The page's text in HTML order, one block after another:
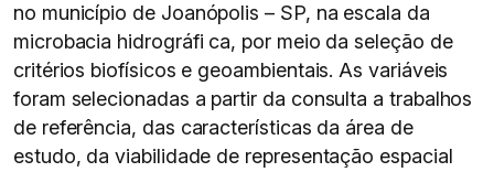
no município de Joanópolis – SP, na escala da
microbacia hidrográfi ca, por meio da seleção de
critérios biofísicos e geoambientais. As variáveis
foram selecionadas a partir da consulta a trabalhos
de referência, das características da área de
estudo, da viabilidade de representação espacial